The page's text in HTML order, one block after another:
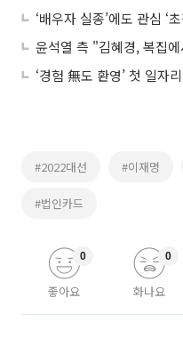
‘경험 無도 환영’ 첫 일자
#2022대선 #이재명
#법인카드
좋아요
0
화나요
0